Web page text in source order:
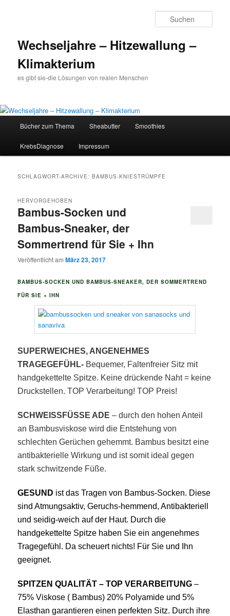
Wechseljahre – Hitzewallung –
Klimakterium
es gibt sie-die Lösungen von realen Menschen
Zum
Inhalt
Zum
sekundären
Bücher zum Thema Sheabutter Smoothies
KrebsDiagnose Impressum
SCHLAGWORT-ARCHIVE:BAMBUS-KNIESTRÜMPFE
Bambus-Socken und
Bambus-Sneaker, der
Sommertrend für Sie + Ihn
HERVORGEHOBEN
Veröffentlicht amMärz 23, 2017
BAMBUS-SOCKEN UND BAMBUS-SNEAKER, DER SOMMERTREND
FÜR SIE + IHN
SUPERWEICHES, ANGENEHMES
TRAGEGEFÜHL- Bequemer, Faltenfreier Sitz mit
handgekettelte Spitze. Keine drückende Naht = keine
Druckstellen. TOP Verarbeitung!TOP Preis!
SCHWEISSFÜSSE ADE – durch den hohen Anteil
an Bambusviskose wird die Entstehung von
schlechten Gerüchen gehemmt. Bambus besitzt eine
antibakterielle Wirkung und ist somit ideal gegen
stark schwitzende Füße.
GESUND ist das Tragen von Bambus-Socken. Diese
sind Atmungsaktiv, Geruchs-hemmend, Antibakteriell
undseidig-weich auf der Haut. Durch die
handgekettelte Spitze haben Sie ein angenehmes
Tragegefühl. Da scheuert nichts! Für Sie und Ihn
geeignet.
SPITZEN QUALITÄT – TOP VERARBEITUNG –
75% Viskose ( Bambus) 20% Polyamide und 5%
Elasthan garantieren einen perfekten Sitz. Durch ihre